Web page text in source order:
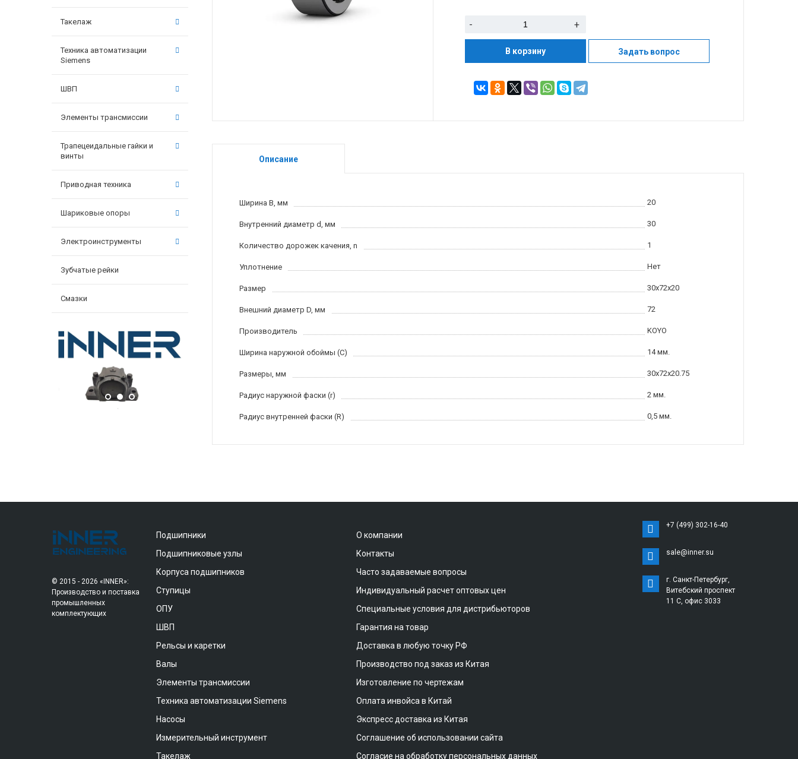
Такелаж
Техника автоматизации
Siemens
ШВП
Элементы трансмиссии
Трапецеидальные гайки и
винты
Приводная техника
Шариковые опоры
Электроинструменты
Зубчатые рейки
Смазки
- +
В корзину Задать вопрос
Описание
Ширина B, мм 20
Внутренний диаметр d, мм 30
Количество дорожек качения, n 1
Уплотнение Нет
Размер 30x72x20
Внешний диаметр D, мм 72
Производитель KOYO
Ширина наружной обоймы (C) 14 мм.
Размеры, мм 30x72x20.75
Радиус наружной фаски (r) 2 мм.
Радиус внутренней фаски (R) 0,5 мм.
© 2015 - 2026 «INNER»:
Производство и поставка
промышленных
комплектующих
Подшипники
Подшипниковые узлы
Корпуса подшипников
Ступицы
ОПУ
ШВП
Рельсы и каретки
Валы
Элементы трансмиссии
Техника автоматизации Siemens
Насосы
Измерительный инструмент
Такелаж
О компании
Контакты
Часто задаваемые вопросы
Индивидуальный расчет оптовых цен
Специальные условия для дистрибьюторов
Гарантия на товар
Доставка в любую точку РФ
Производство под заказ из Китая
Изготовление по чертежам
Оплата инвойса в Китай
Экспресс доставка из Китая
Соглашение об использовании сайта
Согласие на обработку персональных данных
+7 (499) 302-16-40
sale@inner.su
г. Санкт-Петербург,
Витебский проспект
11 С, офис 3033